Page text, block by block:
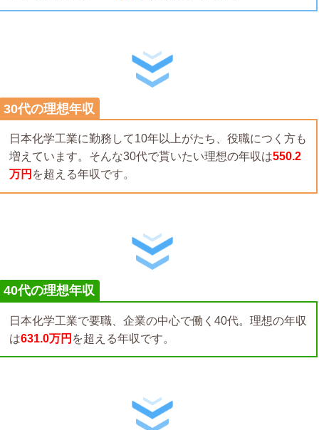
30代の理想年収
日本化学工業に勤務して10年以上がたち、役職につく方も
増えています。そんな30代で貰いたい理想の年収は550.2
万円 を超える年収です。
40代の理想年収
日本化学工業で要職、企業の中心で働く40代。理想の年収
は631.0万円 を超える年収です。